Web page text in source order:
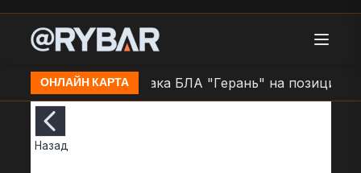
ОНЛАЙН КАРТА
н.п. Очаков Атака БЛА "Герань" на позиции ВСУ
Назад